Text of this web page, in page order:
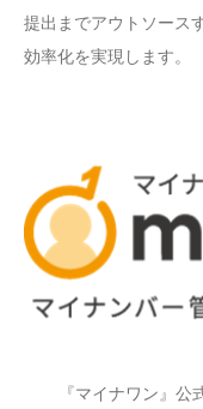
提出までアウトソース
効率化を実現します。
『マイナワン』公